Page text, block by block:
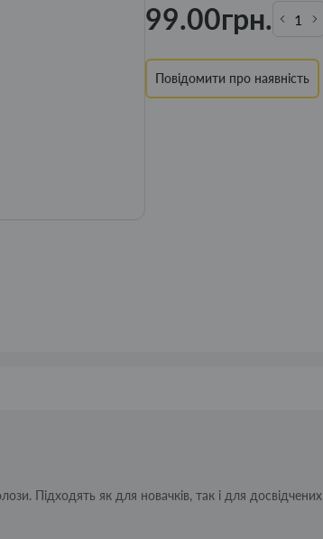
99.00грн.
Повідомити про наявність
Підходять як для новачків, так і для досвідчених